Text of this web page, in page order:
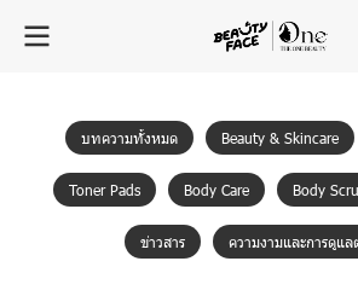
บทความทั้งหมด Beauty & Skincare
Toner Pads Body Care Body
ข่าวสาร ความงามและการดูแล